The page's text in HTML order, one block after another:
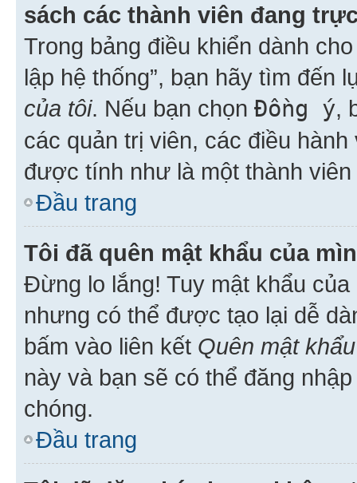
sách các thành viên đang
Trong bảng điều khiển dành
lập hệ thống”, bạn hãy tìm đến
của tôi. Nếu bạn chọn Đồng ý,
các quản trị viên, các điều
được tính như là một thành viên
Đầu trang
Tôi đã quên mật khẩu của
Đừng lo lắng! Tuy mật khẩu
nhưng có thể được tạo lại dễ
bấm vào liên kết Quên mật khẩu
này và bạn sẽ có thể đăng
chóng.
Đầu trang